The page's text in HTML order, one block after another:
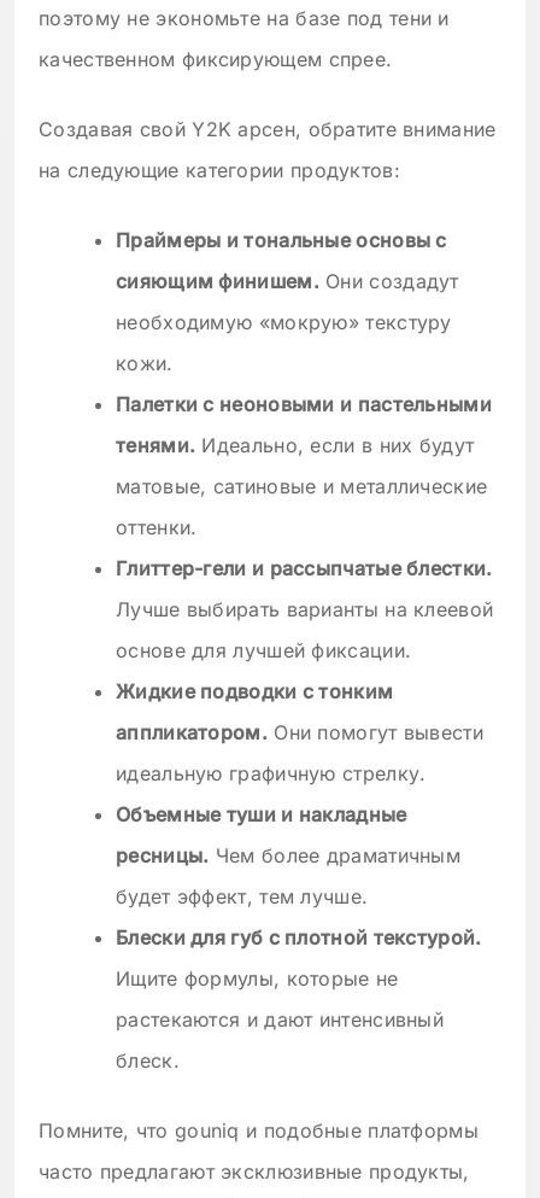
поэтому не экономьте на базе под тени и
качественном фиксирующем спрее.
Создавая свой Y2K арсен, обратите внимание
на следующие категории продуктов:
Праймеры и тональные основы с
сияющим финишем.Они создадут
необходимую «мокрую» текстуру
кожи.
Палетки с неоновыми и пастельными
тенями. Идеально, если в них будут
матовые, сатиновые и металлические
оттенки.
Глиттер-гели и рассыпчатые блестки.
Лучше выбирать варианты на клеевой
основе для лучшей фиксации.
Жидкие подводки с тонким
аппликатором.Они помогут вывести
идеальную графичную стрелку.
Объемные туши и накладные
ресницы. Чем более драматичным
будет эффект, тем лучше.
Блески для губ с плотной текстурой.
Ищите формулы, которые не
растекаются и дают интенсивный
блеск.
Помните, что gouniq и подобные платформы
часто предлагают эксклюзивные продукты,